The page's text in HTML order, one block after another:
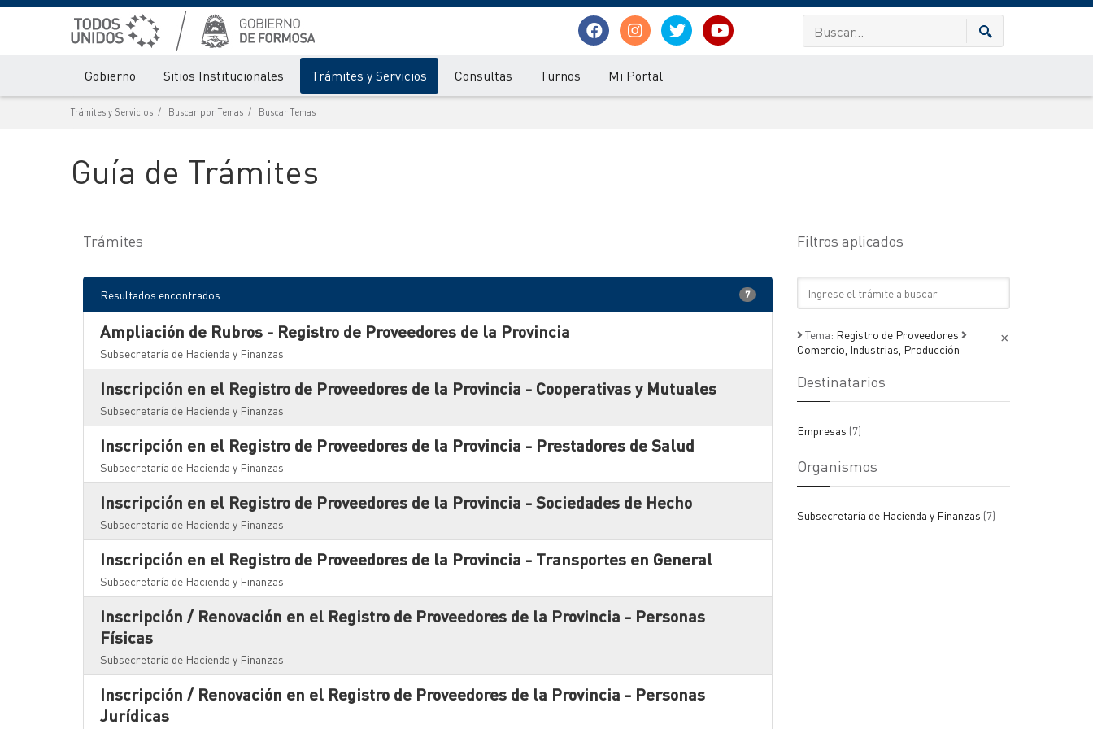
Gobierno Sitios Institucionales Trámites y Servicios Consultas Turnos Mi Portal
Trámites y Servicios Buscar por Temas Buscar Temas
Guía de Trámites
Filtros aplicados
Tema: Registro de Proveedores
Comercio, Industrias, Producción
×
Destinatarios
Empresas (7)
Organismos
Subsecretaría de Hacienda y Finanzas (7)
Trámites
Resultados encontrados 7
Ampliación de Rubros - Registro de Proveedores de la Provincia
Subsecretaría de Hacienda y Finanzas
Inscripción en el Registro de Proveedores de la Provincia - Cooperativas y Mutuales
Subsecretaría de Hacienda y Finanzas
Inscripción en el Registro de Proveedores de la Provincia - Prestadores de Salud
Subsecretaría de Hacienda y Finanzas
Inscripción en el Registro de Proveedores de la Provincia - Sociedades de Hecho
Subsecretaría de Hacienda y Finanzas
Inscripción en el Registro de Proveedores de la Provincia - Transportes en General
Subsecretaría de Hacienda y Finanzas
Inscripción / Renovación en el Registro de Proveedores de la Provincia - Personas
Físicas
Subsecretaría de Hacienda y Finanzas
Inscripción / Renovación en el Registro de Proveedores de la Provincia - Personas
Jurídicas